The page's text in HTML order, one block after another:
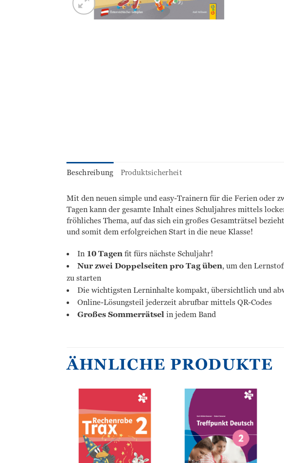
Beschreibung Produktsicherheit
Mit den neuen simple und easy-Trainern für die Ferien oder
Tagen kann der gesamte Inhalt eines Schuljahres mittels
fröhliches Thema, auf das sich ein großes Gesamträtsel
und somit dem erfolgreichen Start in die neue Klasse!
In 10 Tagenfit fürs nächste Schuljahr!
Nur zwei Doppelseiten pro Tag üben, um den
zu starten
Die wichtigsten Lerninhalte kompakt, übersichtlich und
Online-Lösungsteil jederzeit abrufbar mittels QR-Codes
Großes Sommerrätselin jedem Band
ÄHNLICHE PRODUKTE
Zur
Wunschliste
hinzufügen
Zur
Wunschliste
hinzufügen